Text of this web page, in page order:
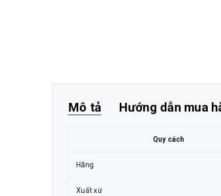
Mô tả Hướng dẫn mua
Quy cách
Hãng
Xuất xứ